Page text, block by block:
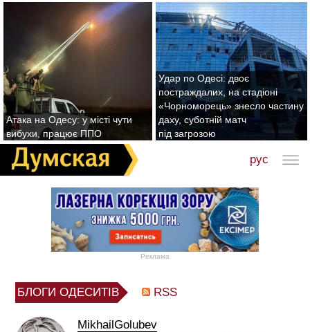
Атака на Одесу: у місті чути
вибухи, працює ППО
Удар по Одесі: двоє
постраждалих, на стадіоні
«Чорноморець» знесло частину
даху, суботній матч
під загрозою
рус
Реклама
БЛОГИ ОДЕСИТІВ RSS
MikhailGolubev